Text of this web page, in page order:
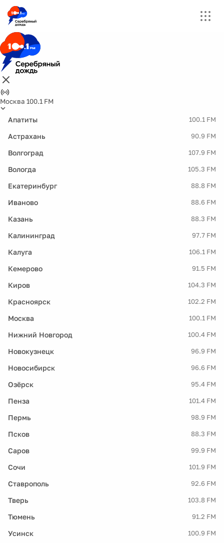
Москва 100.1 FM
Апатиты 100.1 FM
Астрахань 90.9 FM
Волгоград 107.9 FM
Вологда 105.3 FM
Екатеринбург 88.8 FM
Иваново 88.6 FM
Казань 88.3 FM
Калининград 97.7 FM
Калуга 106.1 FM
Кемерово 91.5 FM
Киров 104.3 FM
Красноярск 102.2 FM
Москва 100.1 FM
Нижний Новгород 100.4 FM
Новокузнецк 96.9 FM
Новосибирск 96.6 FM
Озёрск 95.4 FM
Пенза 101.4 FM
Пермь 98.9 FM
Псков 88.3 FM
Саров 99.9 FM
Сочи 101.9 FM
Ставрополь 92.6 FM
Тверь 103.8 FM
Тюмень 91.2 FM
Усинск 100.9 FM